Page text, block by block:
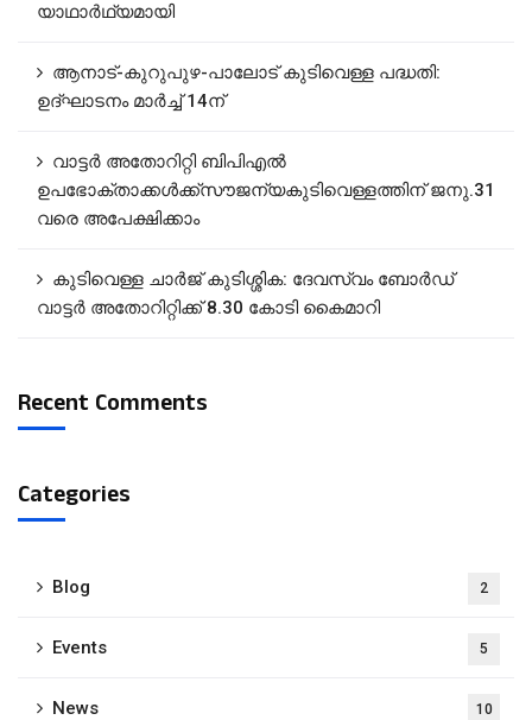
യാഥാർഥ്യമായി
ആനാട്‌-കുറുപുഴ-പാലോട്‌ കുടിവെള്ള പദ്ധതി:
ഉദ്ഘാടനം മാർച്ച് 14ന്
വാട്ടർ അതോറിറ്റി ബിപിഎൽ
ഉപഭോക്താക്കൾക്ക്സൗജന്യകുടിവെള്ളത്തിന് ജനു.31
വരെ അപേക്ഷിക്കാം
കുടിവെള്ള ചാർജ് കുടിശ്ശിക: ദേവസ്വം ബോർഡ്
വാട്ടർ അതോറിറ്റിക്ക് 8.30 കോടി കൈമാറി
Recent Comments
Categories
Blog 2
Events 5
News 10